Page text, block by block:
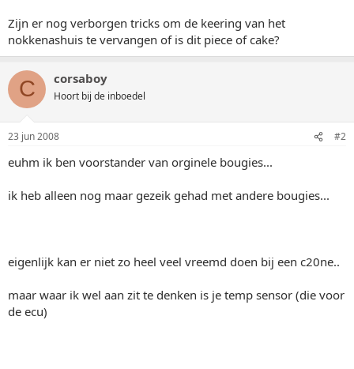
Zijn er nog verborgen tricks om de keering van het
nokkenashuis te vervangen of is dit piece of cake?
C corsaboy
Hoort bij de inboedel
23 jun 2008 #2
euhm ik ben voorstander van orginele bougies...
ik heb alleen nog maar gezeik gehad met andere bougies...
eigenlijk kan er niet zo heel veel vreemd doen bij een c20ne..
maar waar ik wel aan zit te denken is je temp sensor (die voor
de ecu)